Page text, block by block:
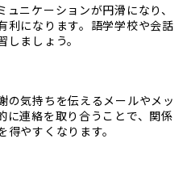
ニケーションが円滑になり、
利になります。語学学校や会話
ましょう。
の気持ちを伝えるメールやメッ
に連絡を取り合うことで、関係
やすくなります。